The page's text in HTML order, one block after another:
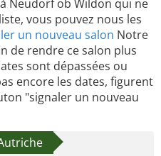
Neudorf ob Wildon qui ne
vous pouvez nous les
un nouveau salon Notre
de rendre ce salon plus
sont dépassées ou
encore les dates, figurent
"signaler un nouveau